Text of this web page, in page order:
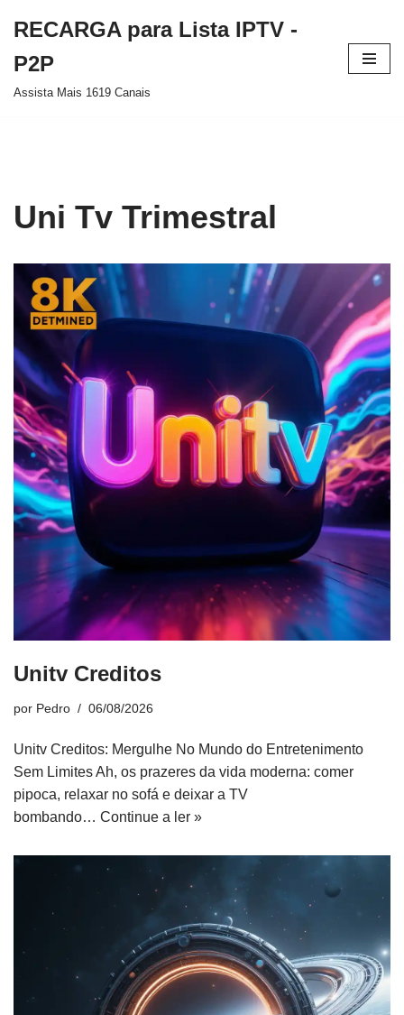
para
o
RECARGA para Lista IPTV -
P2P
Assista Mais 1619 Canais
Uni Tv Trimestral
Unitv Creditos
por Pedro 06/08/2026
Unitv Creditos: Mergulhe No Mundo do Entretenimento
Sem Limites Ah, os prazeres da vida moderna: comer
pipoca, relaxar no sofá e deixar a TV
bombando… Continue a ler »